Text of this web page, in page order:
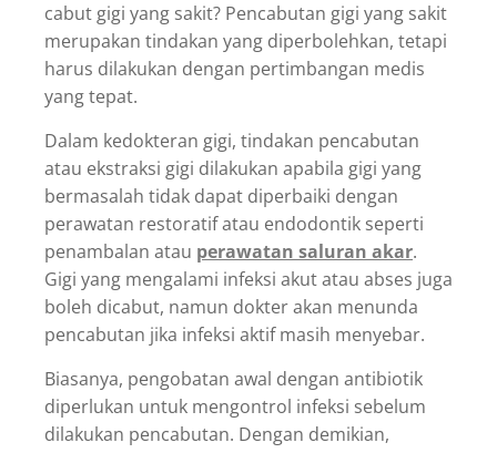
cabut gigi yang sakit? Pencabutan gigi yang sakit
merupakan tindakan yang diperbolehkan, tetapi
harus dilakukan dengan pertimbangan medis
yang tepat.
Dalam kedokteran gigi, tindakan pencabutan
atau ekstraksi gigi dilakukan apabila gigi yang
bermasalah tidak dapat diperbaiki dengan
perawatan restoratif atau endodontik seperti
penambalan atau perawatan saluran akar.
Gigi yang mengalami infeksi akut atau abses juga
boleh dicabut, namun dokter akan menunda
pencabutan jika infeksi aktif masih menyebar.
Biasanya, pengobatan awal dengan antibiotik
diperlukan untuk mengontrol infeksi sebelum
dilakukan pencabutan. Dengan demikian,